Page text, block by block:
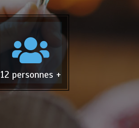
12 personnes +